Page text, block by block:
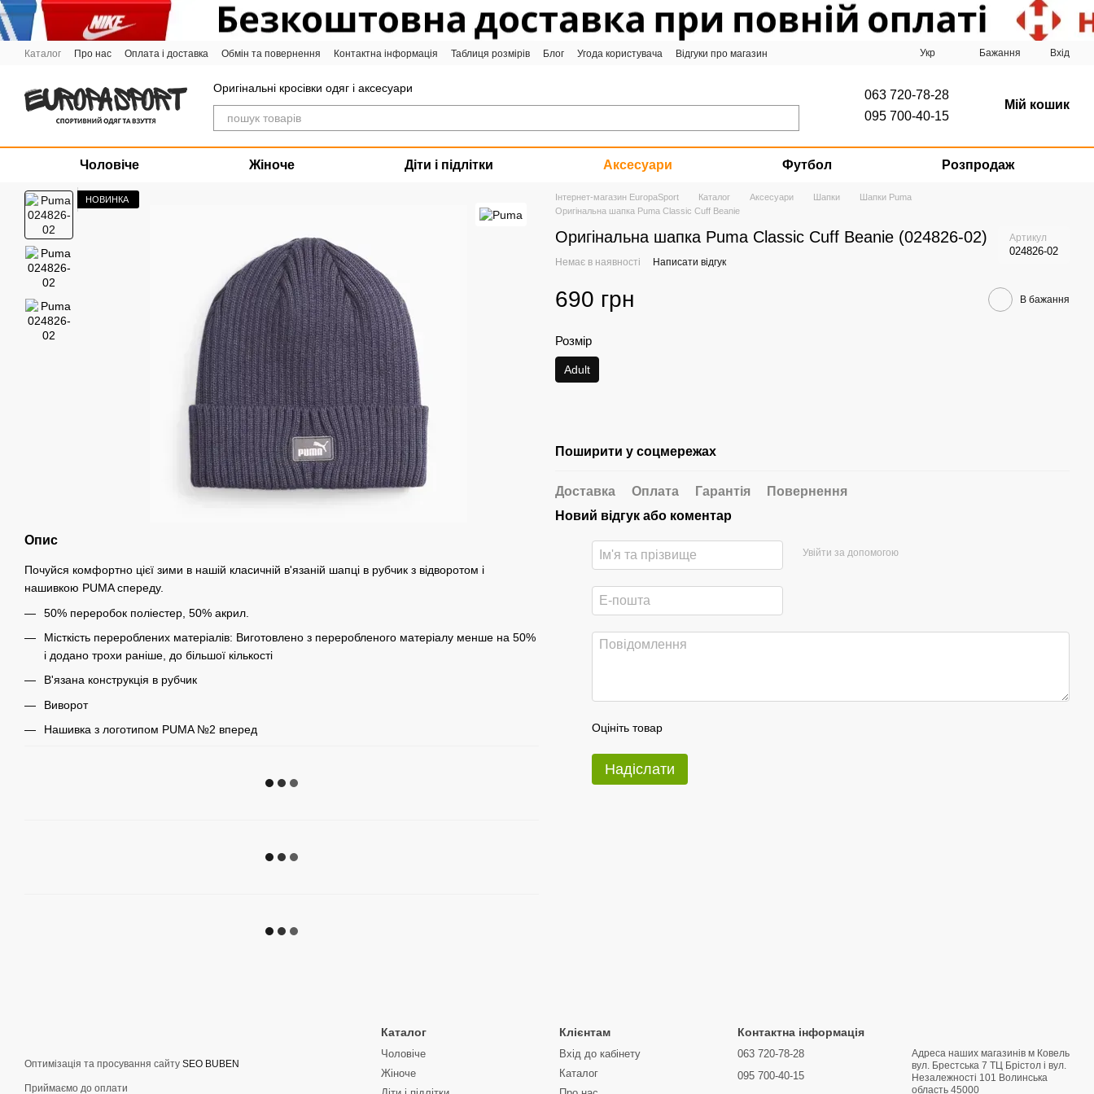
Перейти до основного контенту
Каталог Про нас Оплата і доставка Обмін та повернення Контактна інформація Таблиця розмірів Блог Угода користувача
Відгуки про магазин
Укр Бажання Вхід
Оригінальні кросівки одяг і аксесуари
063 720-78-28
095 700-40-15
Мій кошик
Чоловіче Жіноче Діти і підлітки Аксесуари Футбол Розпродаж
НОВИНКА
Опис
Почуйся комфортно цієї зими в нашій класичній в'язаній шапці в рубчик з відворотом і
нашивкою PUMA спереду.
50% переробок поліестер, 50% акрил.
Місткість перероблених матеріалів: Виготовлено з переробленого матеріалу менше на 50%
і додано трохи раніше, до більшої кількості
В'язана конструкція в рубчик
Виворот
Нашивка з логотипом PUMA №2 вперед
Інтернет-магазин EuropaSport Каталог Аксесуари Шапки
Шапки Puma
Оригінальна шапка Puma Classic Cuff Beanie
Оригінальна шапка Puma Classic Cuff Beanie (024826-02) Артикул
024826-02
Немає в наявності Написати відгук
690 грн В бажання
Розмір
Adult
Поширити у соцмережах
Доставка Оплата Гарантія
Повернення
Новий відгук або коментар
Увійти за допомогою
Оцініть товар
Надіслати
Оптимізація та просування сайту SEO BUBEN
Приймаємо до оплати
Каталог
Чоловіче
Жіноче
Клієнтам
Вхід до кабінету
Каталог
Контактна інформація
063 720-78-28
095 700-40-15
Адреса наших магазинів м Ковель
вул. Брестська 7 ТЦ Брістол і вул.
Hезалежності 101 Волинська
область 45000